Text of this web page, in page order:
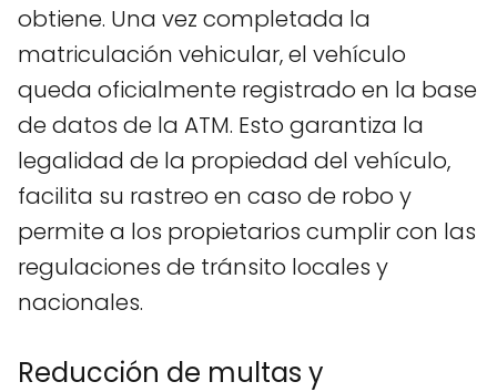
obtiene. Una vez completada la
matriculación vehicular, el vehículo
queda oficialmente registrado en la base
de datos de la ATM. Esto garantiza la
legalidad de la propiedad del vehículo,
facilita su rastreo en caso de robo y
permite a los propietarios cumplir con las
regulaciones de tránsito locales y
nacionales.
Reducción de multas y